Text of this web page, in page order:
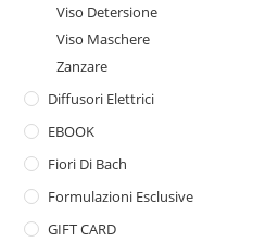
Viso Detersione
Viso Maschere
Zanzare
Diffusori Elettrici
EBOOK
Fiori Di Bach
Formulazioni Esclusive
GIFT CARD